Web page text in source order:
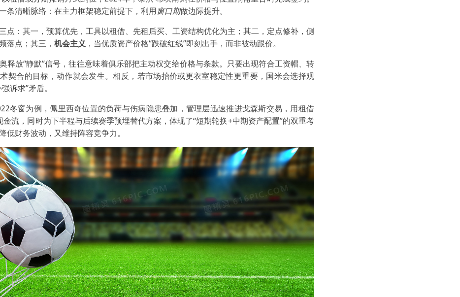
条清晰脉络：在主力框架稳定前提下，利用窗口期做边际提升。
点：其一，预算优先，工具以租借、先租后买、工资结构优化为主；其二，定点修补，侧
落点；其三， 机会主义 ，当优质资产价格“跌破红线”即刻出手，而非被动跟价。
释放“静默”信号，往往意味着俱乐部把主动权交给价格与条款。只要出现符合工资帽、转
契合的目标，动作就会发生。相反，若市场抬价或更衣室稳定性更重要，国米会选择观
诉求”矛盾。
冬窗为例，佩里西奇位置的负荷与伤病隐患叠加，管理层迅速推进戈森斯交易，用租借
金流，同时为下半程与后续赛季预埋替代方案，体现了“短期轮换+中期资产配置”的双重考
低财务波动，又维持阵容竞争力。